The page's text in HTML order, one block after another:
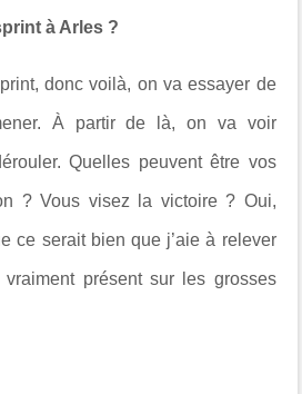
à Arles ?
donc voilà, on va essayer de
À partir de là, on va voir
Quelles peuvent être vos
? Vous visez la victoire ? Oui,
ce serait bien que j’aie à relever
présent sur les grosses